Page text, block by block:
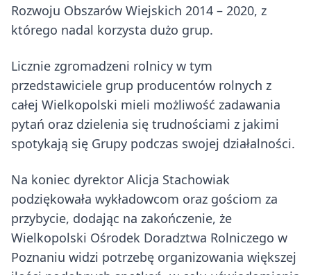
Rozwoju Obszarów Wiejskich 2014 – 2020, z
którego nadal korzysta dużo grup.
Licznie zgromadzeni rolnicy w tym
przedstawiciele grup producentów rolnych z
całej Wielkopolski mieli możliwość zadawania
pytań oraz dzielenia się trudnościami z jakimi
spotykają się Grupy podczas swojej działalności.
Na koniec dyrektor Alicja Stachowiak
podziękowała wykładowcom oraz gościom za
przybycie, dodając na zakończenie, że
Wielkopolski Ośrodek Doradztwa Rolniczego w
Poznaniu widzi potrzebę organizowania większej